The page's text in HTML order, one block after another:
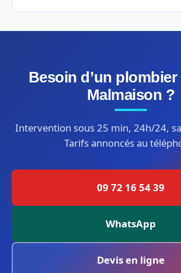
Besoin d’un plombier
Malmaison ?
Intervention sous 25 min, 24h/24,
Tarifs annoncés au
09 72 16 54 39
WhatsApp
Devis en ligne